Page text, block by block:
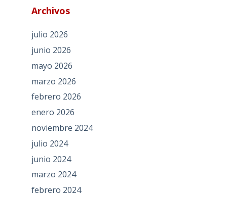
Archivos
julio 2026
junio 2026
mayo 2026
marzo 2026
febrero 2026
enero 2026
noviembre 2024
julio 2024
junio 2024
marzo 2024
febrero 2024